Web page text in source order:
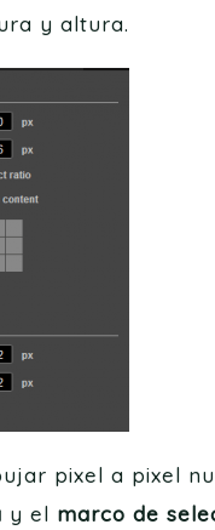
y altura.
pixel a pixel
y el marco de